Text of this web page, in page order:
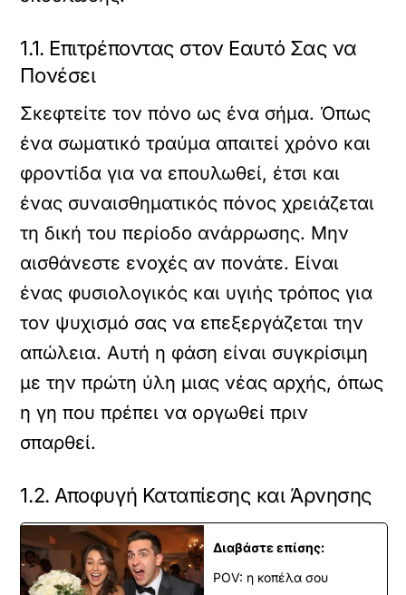
1.1. Επιτρέποντας στον Εαυτό Σας να
Πονέσει
Σκεφτείτε τον πόνο ως ένα σήμα. Όπως
ένα σωματικό τραύμα απαιτεί χρόνο και
φροντίδα για να επουλωθεί, έτσι και
ένας συναισθηματικός πόνος χρειάζεται
τη δική του περίοδο ανάρρωσης. Μην
αισθάνεστε ενοχές αν πονάτε. Είναι
ένας φυσιολογικός και υγιής τρόπος για
τον ψυχισμό σας να επεξεργάζεται την
απώλεια. Αυτή η φάση είναι συγκρίσιμη
με την πρώτη ύλη μιας νέας αρχής, όπως
η γη που πρέπει να οργωθεί πριν
σπαρθεί.
1.2. Αποφυγή Καταπίεσης και Άρνησης
Διαβάστε επίσης:
POV: η κοπέλα σου